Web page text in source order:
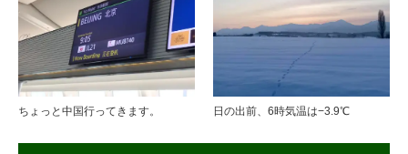
ちょっと中国行ってきます。 日の出前、6時気温は−3.9℃